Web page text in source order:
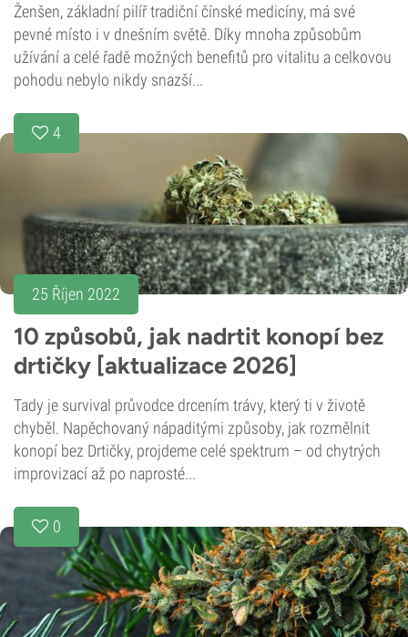
Ženšen, základní pilíř tradiční čínské medicíny, má své
pevné místo i v dnešním světě. Díky mnoha způsobům
užívání a celé řadě možných benefitů pro vitalitu a celkovou
pohodu nebylo nikdy snazší...
4
25 Říjen 2022
10 způsobů, jak nadrtit konopí bez
drtičky [aktualizace 2026]
Tady je survival průvodce drcením trávy, který ti v životě
chyběl. Napěchovaný nápaditými způsoby, jak rozmělnit
konopí bez Drtičky, projdeme celé spektrum – od chytrých
improvizací až po naprosté...
0